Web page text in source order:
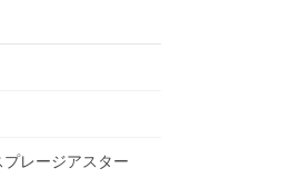
レージアスター